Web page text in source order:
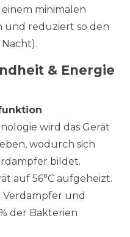
minimalen
und reduziert so den
& Energie
wird das Gerät
wodurch sich
bildet.
auf 56°C aufgeheizt.
Verdampfer und
der Bakterien